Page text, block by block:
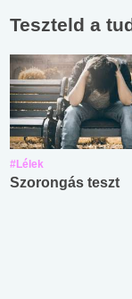
Teszteld a
#Lélek
Szorongás teszt